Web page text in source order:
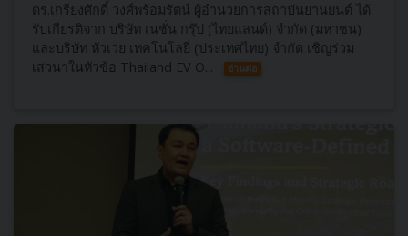
ดร.เกรียงศักดิ์ วงศ์พร้อมรัตน์ ผู้อำนวยการสถาบันยานยนต์ ได้
รับเกียรติจาก บริษัท เนชั่น กรุ๊ป (ไทยแลนด์) จำกัด (มหาชน)
และบริษัท หัวเว่ย เทคโนโลยี่ (ประเทศไทย) จำกัด เชิญร่วม
เสวนาในหัวข้อ Thailand EV O...
อ่านต่อ